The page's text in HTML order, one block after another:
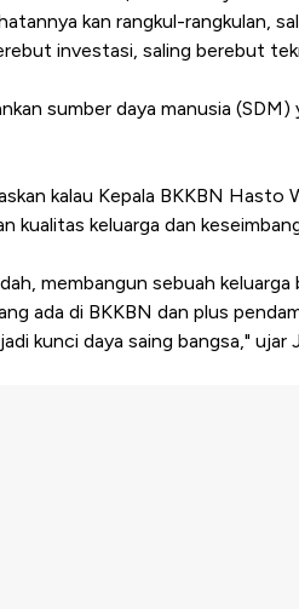
kan rangkul-rangkulan,
investasi, saling berebut
sumber daya manusia
kalau Kepala BKKBN Hasto
kualitas keluarga dan
membangun sebuah keluarga
ada di BKKBN dan plus
kunci daya saing bangsa," ujar